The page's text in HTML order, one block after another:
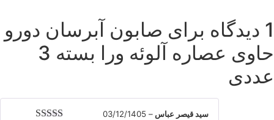
صابون آبرسان دورو
حاوی عصاره آلوئه ورا بسته 3
سید قیصر عباس–
03/12/1405